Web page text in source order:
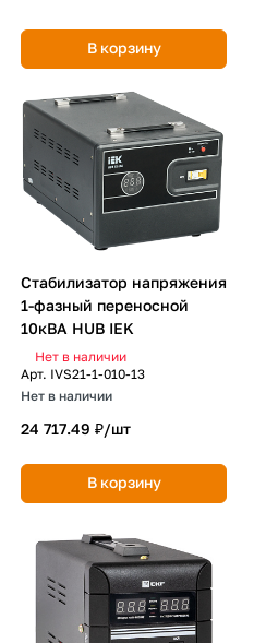
В корзину
Стабилизатор напряжения
1-фазный переносной
10кВА HUB IEK
Нет в наличии
Арт. IVS21-1-010-13
Нет в наличии
24 717.49 ₽/шт
В корзину